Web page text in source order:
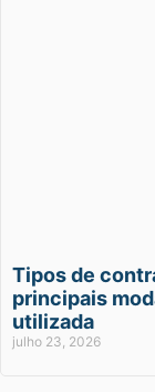
Tipos de
principais
utilizada
julho 23, 2026